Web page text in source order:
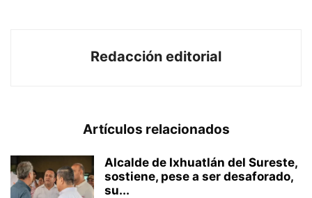
Redacción editorial
Artículos relacionados
Alcalde de Ixhuatlán del Sureste,
sostiene, pese a ser desaforado,
su...